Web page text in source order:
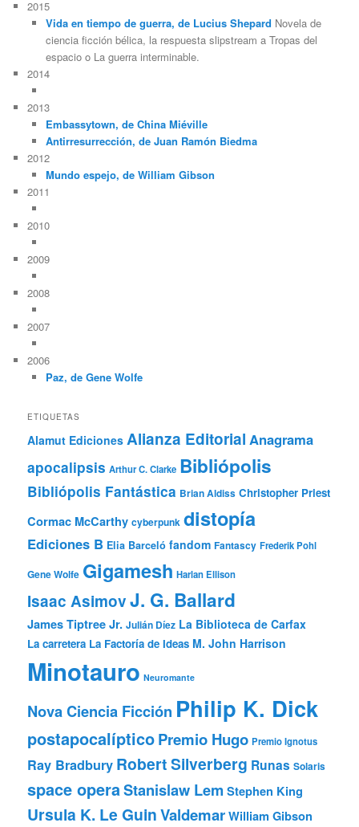
2015
Vida en tiempo de guerra, de Lucius Shepard Novela de
ciencia ficción bélica, la respuesta slipstream a Tropas del
espacio o La guerra interminable.
2014
2013
Embassytown, de China Miéville
Antirresurrección, de Juan Ramón Biedma
2012
Mundo espejo, de William Gibson
2011
2010
2009
2008
2007
2006
Paz, de Gene Wolfe
ETIQUETAS
Alamut Ediciones Alianza Editorial Anagrama
apocalipsis Arthur C. Clarke Bibliópolis
Bibliópolis Fantástica Brian Aldiss Christopher Priest
Cormac McCarthy cyberpunk distopía
Ediciones B Elia Barceló fandom Fantascy Frederik Pohl
Gene Wolfe Gigamesh Harlan Ellison
Isaac AsimovJ. G. Ballard
James Tiptree Jr. Julián Díez La Biblioteca de Carfax
La carretera La Factoría de Ideas M. John Harrison
Minotauro Neuromante
Nova Ciencia Ficción Philip K. Dick
postapocalípticoPremio Hugo Premio Ignotus
Ray Bradbury Robert Silverberg Runas Solaris
space operaStanislaw Lem Stephen King
Ursula K. Le GuinValdemarWilliam Gibson